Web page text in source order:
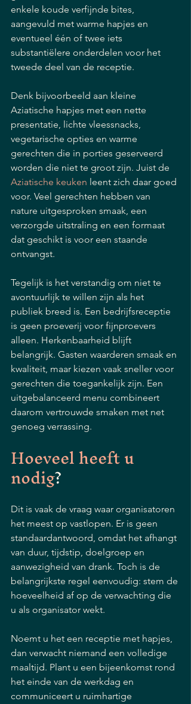
enkele koude verfijnde bites,
aangevuld met warme hapjes en
eventueel één of twee iets
substantiëlere onderdelen voor het
tweede deel van de receptie.
Denk bijvoorbeeld aan kleine
Aziatische hapjes met een nette
presentatie, lichte vleessnacks,
vegetarische opties en warme
gerechten die in porties geserveerd
worden die niet te groot zijn. Juist de
Aziatische keuken leent zich daar goed
voor. Veel gerechten hebben van
nature uitgesproken smaak, een
verzorgde uitstraling en een formaat
dat geschikt is voor een staande
ontvangst.
Tegelijk is het verstandig om niet te
avontuurlijk te willen zijn als het
publiek breed is. Een bedrijfsreceptie
is geen proeverij voor fijnproevers
alleen. Herkenbaarheid blijft
belangrijk. Gasten waarderen smaak en
kwaliteit, maar kiezen vaak sneller voor
gerechten die toegankelijk zijn. Een
uitgebalanceerd menu combineert
daarom vertrouwde smaken met net
genoeg verrassing.
Hoeveel heeft u
nodig?
Dit is vaak de vraag waar organisatoren
het meest op vastlopen. Er is geen
standaardantwoord, omdat het afhangt
van duur, tijdstip, doelgroep en
aanwezigheid van drank. Toch is de
belangrijkste regel eenvoudig: stem de
hoeveelheid af op de verwachting die
u als organisator wekt.
Noemt u het een receptie met hapjes,
dan verwacht niemand een volledige
maaltijd. Plant u een bijeenkomst rond
het einde van de werkdag en
communiceert u ruimhartige